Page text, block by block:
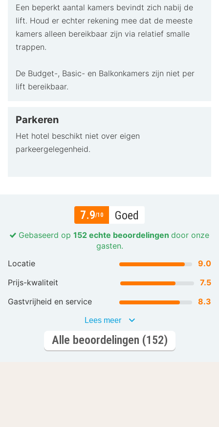
Een beperkt aantal kamers bevindt zich nabij de
lift. Houd er echter rekening mee dat de meeste
kamers alleen bereikbaar zijn via relatief smalle
trappen.
De Budget-, Basic- en Balkonkamers zijn niet per
lift bereikbaar.
Parkeren
Het hotel beschikt niet over eigen
parkeergelegenheid.
7.9/10 Goed
Gebaseerd op 152 echte beoordelingen door onze
gasten.
Locatie
9.0
Prijs-kwaliteit
7.5
Gastvrijheid en service
8.3
Lees meer
Alle beoordelingen (152)